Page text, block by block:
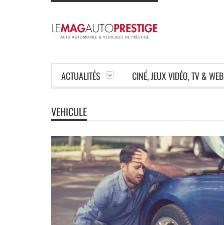
ACTUALITÉS CINÉ, JEUX VIDÉO, TV & WEB
VEHICULE